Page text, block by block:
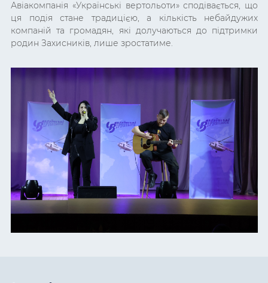
Авіакомпанія «Українські вертольоти» сподівається, що
ця подія стане традицією, а кількість небайдужих
компаній та громадян, які долучаються до підтримки
родин Захисників, лише зростатиме.